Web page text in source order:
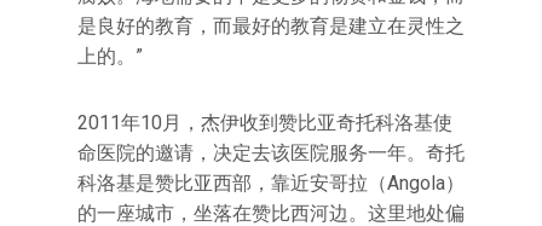
是良好的教育，而最好的教育是建立在灵性之
上的。”
2011年10月，杰伊收到赞比亚奇托科洛基使
命医院的邀请，决定去该医院服务一年。奇托
科洛基是赞比亚西部，靠近安哥拉（Angola）
的一座城市，坐落在赞比西河边。这里地处偏